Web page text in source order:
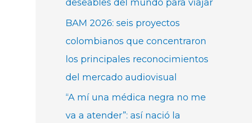
deseables del mundo para viajar
BAM 2026: seis proyectos
colombianos que concentraron
los principales reconocimientos
del mercado audiovisual
“A mí una médica negra no me
va a atender”: así nació la